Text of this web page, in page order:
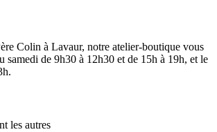
Colin à Lavaur, notre atelier-boutique vous
samedi de 9h30 à 12h30 et de 15h à 19h, et le
les autres